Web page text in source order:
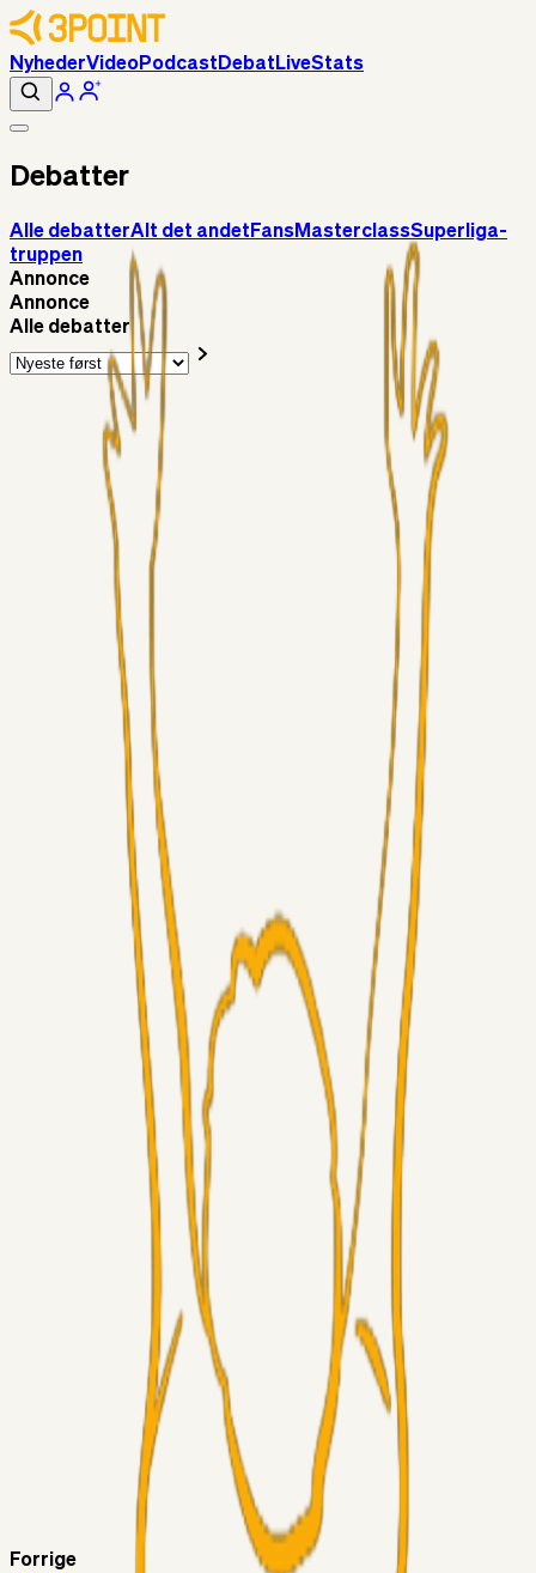
NyhederVideoPodcast Debat LiveStats
Debatter
Alle debatterAlt det andet FansMasterclassSuperliga-
truppen
Annonce
Annonce
Alle debatter
Superliga-truppen
11 timer siden
Alt det andet
12 timer siden
Livecenter kommentarspor?
Superliga-truppen
Chrisdinho88
Frederik Alves
Alt det andet
RasmusStephansen
Brøndby´s Nye Hold – Oprustningen Er Markant……!
Superliga-truppen
Sorteslyngel07. aug. 2026
Så gælder det Horsens
Alt det andet
3Point_Udviklere07. aug. 2026
3Point hjemmeside opdateringer - August
06. aug. 2026
Horsens - Brøndby billet
05. aug. 2026
Superliga-truppen
05. aug. 2026
Kommer Jobbe hjem?
05. aug. 2026
Brøndby-TV og u-19
04. aug. 2026
5. Forudsigelser op til Horsens kampen.
RasmusStephansen
04. aug. 2026
Nørgaards Lever Hug, Skaktræk Mod En Utålmodig
Forrige